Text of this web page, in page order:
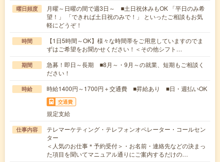
曜日頻度
月曜～日曜の間で週3日～ ■土日祝休みもOK 「平日のみ希
望！」 「できれば土日祝のみで！」 といったご相談もお気
軽にどうぞ！
時間
【1日5時間～OK】様々な時間帯をご用意していますのでま
ずはご希望をお聞かせください！＜その他シフト…
期間
急募！即日～長期 ■8月～・9月～の就業、短期もご相談く
ださい！
時給 時給1400円～1700円＋交通費 ■昇給あり ■日・週払いOK
交通費
規定支給
仕事内容
テレマーケティング・テレフォンオペレーター・コールセン
ター
＜人気のお仕事＊予約受付＞・お名前・連絡先などの決まっ
た項目を聞いてマニュアル通りにご案内するだけの…